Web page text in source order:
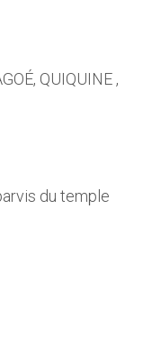
QUIQUINE ,
du temple